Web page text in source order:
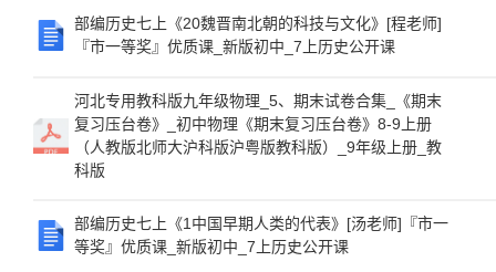
部编历史七上《20魏晋南北朝的科技与文化》[程老师]
『市一等奖』优质课_新版初中_7上历史公开课
河北专用教科版九年级物理_5、期末试卷合集_《期末
复习压台卷》_初中物理《期末复习压台卷》8-9上册
（人教版北师大沪科版沪粤版教科版）_9年级上册_教
科版
部编历史七上《1中国早期人类的代表》[汤老师]『市一
等奖』优质课_新版初中_7上历史公开课